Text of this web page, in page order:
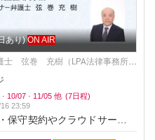
あり) ON AIR
士 弦巻 充樹（LPA法律事務所外
· 10/07 · 11/05 他 (7日程)
23:59
保守契約やクラウドサービス
応について学びます。契約の